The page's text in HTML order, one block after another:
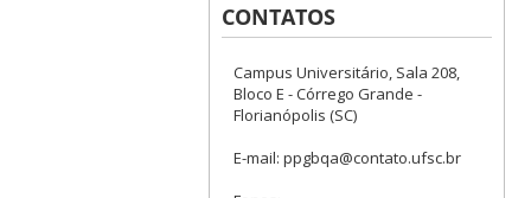
CONTATOS
Campus Universitário, Sala 208,
Bloco E - Córrego Grande -
Florianópolis (SC)
E-mail: ppgbqa@contato.ufsc.br